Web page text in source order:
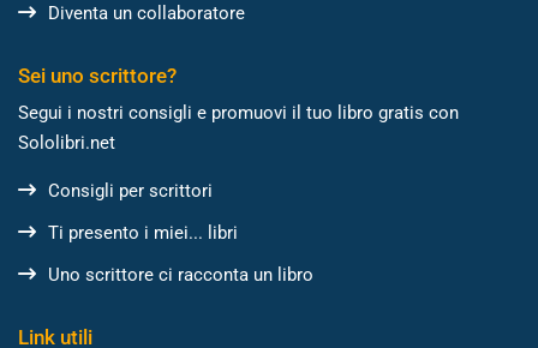
Diventa un collaboratore
Sei uno scrittore?
Segui i nostri consigli e promuovi il tuo libro gratis con
Sololibri.net
Consigli per scrittori
Ti presento i miei... libri
Uno scrittore ci racconta un libro
Link utili